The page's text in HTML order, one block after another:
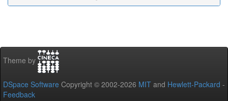
Theme by
DSpace Software Copyright © 2002-2026 MIT and Hewlett-Packard -
Feedback